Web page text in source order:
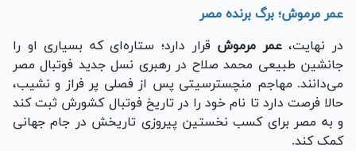
عمر مرموش؛ برگ برنده مصر
در نهایت،عمر مرموش قرار دارد؛ ستاره‌ای که بسیاری او را
جانشین طبیعی محمد صلاح در رهبری نسل جدید فوتبال مصر
می‌دانند. مهاجم منچسترسیتی پس از فصلی پر فراز و نشیب،
حالا فرصت دارد تا نام خود را در تاریخ فوتبال کشورش ثبت کند
و به مصر برای کسب نخستین پیروزی تاریخش در جام جهانی
کمک کند.